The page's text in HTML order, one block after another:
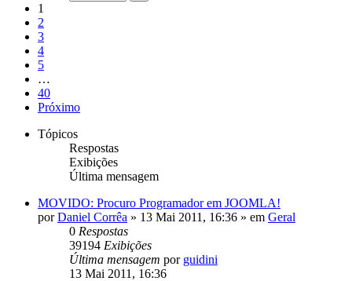
1
2
3
4
5
…
40
Próximo
Tópicos
Respostas
Exibições
Última mensagem
MOVIDO: Procuro Programador em JOOMLA!
porDaniel Corrêa » 13 Mai 2011, 16:36 » em Geral
0 Respostas
39194 Exibições
Última mensagem por guidini
13 Mai 2011, 16:36